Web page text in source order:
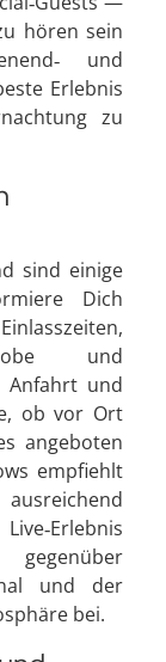
hören sein
und
Erlebnis
zu
sind einige
Dich
und
Anfahrt und
ob vor Ort
angeboten
empfiehlt
und der
bei.